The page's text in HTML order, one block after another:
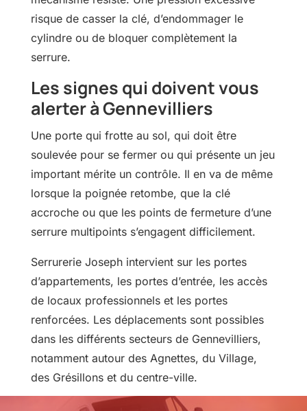
risque de casser la clé, d’endommager le
cylindre ou de bloquer complètement la
serrure.
Les signes qui doivent vous
alerter à Gennevilliers
Une porte qui frotte au sol, qui doit être
soulevée pour se fermer ou qui présente un jeu
important mérite un contrôle. Il en va de même
lorsque la poignée retombe, que la clé
accroche ou que les points de fermeture d’une
serrure multipoints s’engagent difficilement.
Serrurerie Joseph intervient sur les portes
d’appartements, les portes d’entrée, les accès
de locaux professionnels et les portes
renforcées. Les déplacements sont possibles
dans les différents secteurs de Gennevilliers,
notamment autour des Agnettes, du Village,
des Grésillons et du centre-ville.